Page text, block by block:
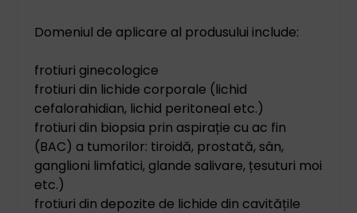
Domeniul de aplicare al produsului include:
frotiuri ginecologice
frotiuri din lichide corporale (lichid
cefalorahidian, lichid peritoneal etc.)
frotiuri din biopsia prin aspirație cu ac fin
(BAC) a tumorilor: tiroidă, prostată, sân,
ganglioni limfatici, glande salivare, țesuturi moi
etc.)
frotiuri din depozite de lichide din cavitățile